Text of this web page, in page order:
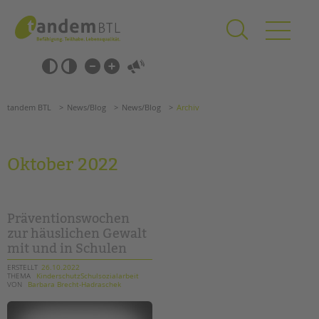
springen
Barrierefrei-
Einstellungen
überspringen
überspringen
Förderzentren
Kollegs
EFöB
Schulbezogene Sozialarbeit
Tagesgruppen
tandem BTL News/Blog News/Blog Archiv
Oktober 2022
Präventionswochen
zur häuslichen Gewalt
mit und in Schulen
ERSTELLT 26.10.2022
THEMA
KinderschutzSchulsozialarbeit
VON
Barbara Brecht-Hadraschek